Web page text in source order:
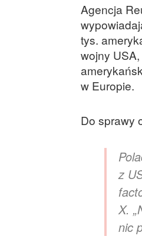
Agencja
tys.
wojny
w Europie.
Do sprawy
z
X.
nic